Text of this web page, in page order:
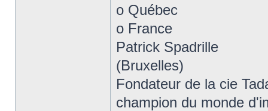
o Québec
o France
Patrick Spadrille
(Bruxelles)
Fondateur de la cie
champion du monde